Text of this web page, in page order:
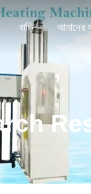
বাড়ি আমাদের